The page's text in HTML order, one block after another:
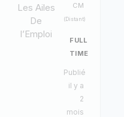
Les Ailes
De
l’Emploi
CM
(Distant)
FULL
TIME
Publié
il y a
2
mois